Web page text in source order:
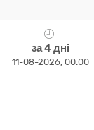
за 4 дні
11-08-2026, 00:00